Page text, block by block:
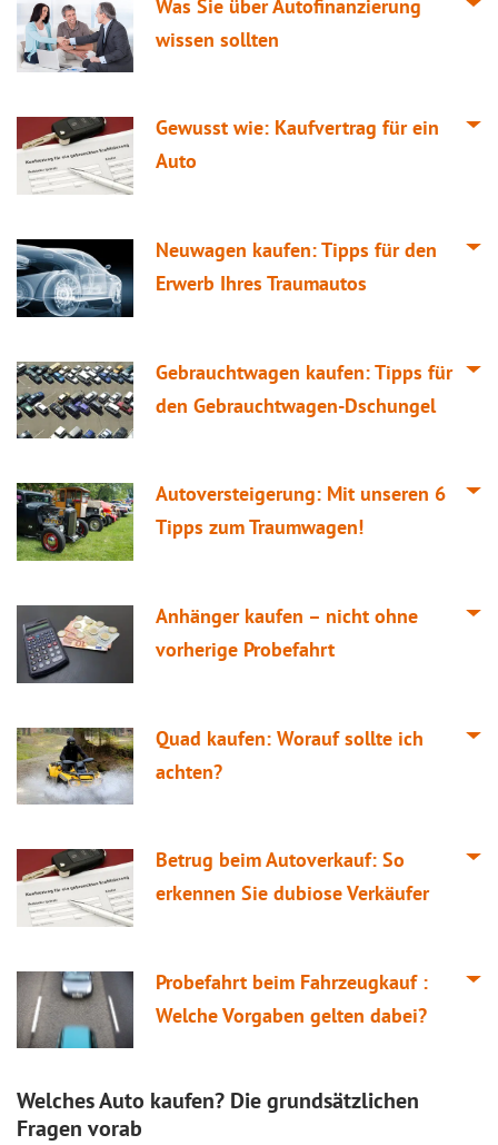
Was Sie über Autofinanzierung
wissen sollten
Gewusst wie: Kaufvertrag für ein
Auto
Neuwagen kaufen: Tipps für den
Erwerb Ihres Traumautos
Gebrauchtwagen kaufen: Tipps für
den Gebrauchtwagen-Dschungel
Autoversteigerung: Mit unseren 6
Tipps zum Traumwagen!
Anhänger kaufen – nicht ohne
vorherige Probefahrt
Quad kaufen: Worauf sollte ich
achten?
Betrug beim Autoverkauf: So
erkennen Sie dubiose Verkäufer
Probefahrt beim Fahrzeugkauf :
Welche Vorgaben gelten dabei?
Welches Auto kaufen? Die grundsätzlichen
Fragen vorab